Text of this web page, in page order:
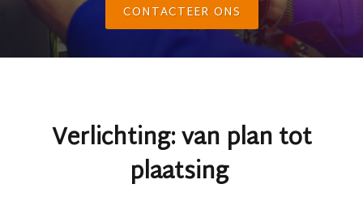
CONTACTEER ONS
Verlichting: van plan tot
plaatsing